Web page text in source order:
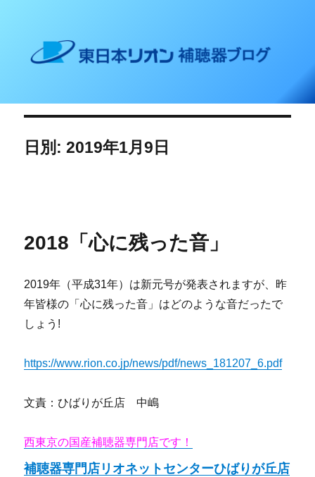
東日本リオン 補聴器ブログ
日別: 2019年1月9日
2018「心に残った音」
2019年（平成31年）は新元号が発表されますが、昨
年皆様の「心に残った音」はどのような音だったで
しょう!
https://www.rion.co.jp/news/pdf/news_181207_6.pdf
文責：ひばりが丘店 中嶋
西東京の国産補聴器専門店です！
補聴器専門店リオネットセンターひばりが丘店